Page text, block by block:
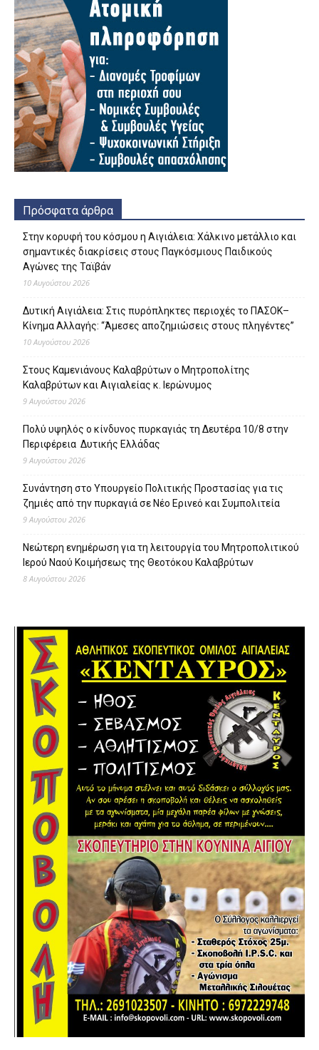
Πρόσφατα άρθρα
Στην κορυφή του κόσμου η Αιγιάλεια: Χάλκινο μετάλλιο και
σημαντικές διακρίσεις στους Παγκόσμιους Παιδικούς
Αγώνες της Ταϊβάν
10 Αυγούστου 2026
Δυτική Αιγιάλεια: Στις πυρόπληκτες περιοχές το ΠΑΣΟΚ–
Κίνημα Αλλαγής: “Άμεσες αποζημιώσεις στους πληγέντες”
10 Αυγούστου 2026
Στους Καμενιάνους Καλαβρύτων ο Μητροπολίτης
Καλαβρύτων και Αιγιαλείας κ. Ιερώνυμος
9 Αυγούστου 2026
Πολύ υψηλός ο κίνδυνος πυρκαγιάς τη Δευτέρα 10/8 στην
Περιφέρεια Δυτικής Ελλάδας
9 Αυγούστου 2026
Συνάντηση στο Υπουργείο Πολιτικής Προστασίας για τις
ζημιές από την πυρκαγιά σε Νέο Ερινεό και Συμπολιτεία
9 Αυγούστου 2026
Νεώτερη ενημέρωση για τη λειτουργία του Μητροπολιτικού
Ιερού Ναού Κοιμήσεως της Θεοτόκου Καλαβρύτων
8 Αυγούστου 2026